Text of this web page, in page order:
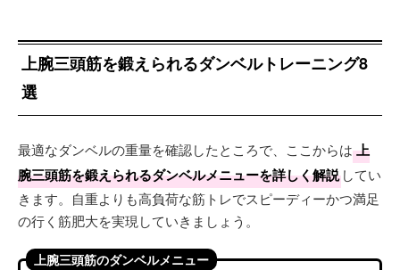
上腕三頭筋を鍛えられるダンベルトレーニング8
選
最適なダンベルの重量を確認したところで、ここからは 上
腕三頭筋を鍛えられるダンベルメニューを詳しく解説 してい
きます。自重よりも高負荷な筋トレでスピーディーかつ満足
の行く筋肥大を実現していきましょう。
上腕三頭筋のダンベルメニュー